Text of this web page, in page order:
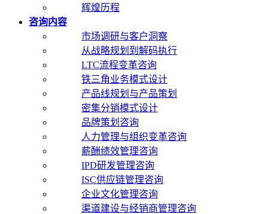
辉煌历程
咨询内容
市场调研与客户洞察
从战略规划到解码执行
LTC流程变革咨询
铁三角业务模式设计
产品线规划与产品策划
密集分销模式设计
品牌策划咨询
人力管理与组织变革咨询
薪酬绩效管理咨询
IPD研发管理咨询
ISC供应链管理咨询
企业文化管理咨询
渠道建设与经销商管理咨询